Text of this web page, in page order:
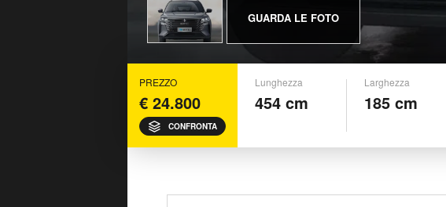
GUARDA LE FOTO
PREZZO
€ 24.800
CONFRONTA
Lunghezza
454 cm
Larghezza
185 cm